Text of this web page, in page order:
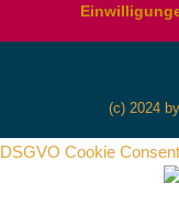
(c) 2024
DSGVO Cookie